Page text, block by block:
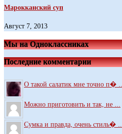
Марокканский суп
Август 7, 2013
Мы на Одноклассниках
Последние комментарии
Можно приготовить и так, не ...
Сумка и правда, очень стиль� ...
Модная какая вещица. А я вот ...